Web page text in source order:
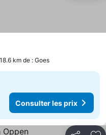
km de : Goes
Consulter les prix